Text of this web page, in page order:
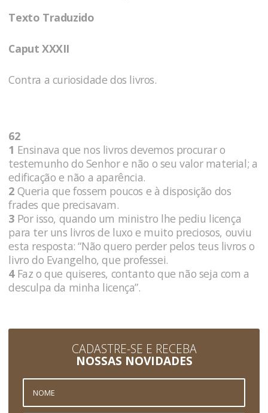
Texto Traduzido
Caput XXXII
Contra a curiosidade dos livros.
62
1 Ensinava que nos livros devemos procurar o
testemunho do Senhor e não o seu valor material; a
edificação e não a aparência.
2 Queria que fossem poucos e à disposição dos
frades que precisavam.
3 Por isso, quando um ministro lhe pediu licença
para ter uns livros de luxo e muito preciosos, ouviu
esta resposta: “Não quero perder pelos teus livros o
livro do Evangelho, que professei.
4Faz o que quiseres, contanto que não seja com a
desculpa da minha licença”.
CADASTRE-SE E RECEBA
NOSSAS NOVIDADES